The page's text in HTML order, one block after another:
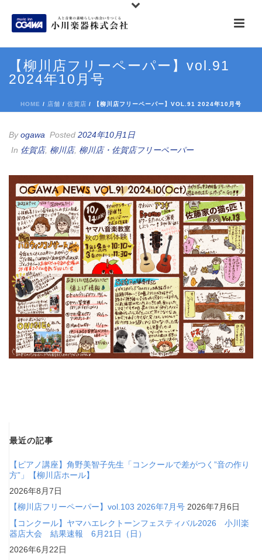
【柳川店フリーペーパー】vol.91
2024年10月号
HOME / 店舗 / 佐賀店 / 【柳川店フリーペーパー】VOL.91 2024年10月号
Byogawa Posted 2024年10月1日
In 佐賀店, 柳川店, 柳川店・佐賀店フリーペーパー
最近の記事
【ピアノ講座】角野美智子先生「コンクールで差がつく”音の作り
方”」【柳川店ホール】
2026年8月7日
【柳川店フリーペーパー】vol.103 2026年7月号 2026年7月6日
【コンクール】ヤマハエレクトーンフェスティバル2026 小川楽
器店大会 結果速報 6月21日（日）
2026年6月22日